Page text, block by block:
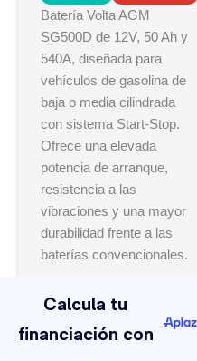
Batería Volta AGM
SG500D de 12V, 50 Ah y
540A, diseñada para
vehículos de gasolina de
baja o media cilindrada
con sistema Start-Stop.
Ofrece una elevada
potencia de arranque,
resistencia a las
vibraciones y una mayor
durabilidad frente a las
baterías convencionales.
Volta
AGM
50